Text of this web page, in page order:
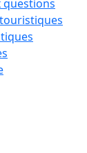
questions